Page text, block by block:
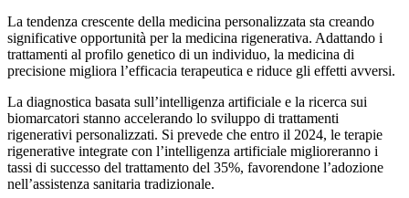
La tendenza crescente della medicina personalizzata sta creando
significative opportunità per la medicina rigenerativa. Adattando i
trattamenti al profilo genetico di un individuo, la medicina di
precisione migliora l’efficacia terapeutica e riduce gli effetti avversi.
La diagnostica basata sull’intelligenza artificiale e la ricerca sui
biomarcatori stanno accelerando lo sviluppo di trattamenti
rigenerativi personalizzati. Si prevede che entro il 2024, le terapie
rigenerative integrate con l’intelligenza artificiale miglioreranno i
tassi di successo del trattamento del 35%, favorendone l’adozione
nell’assistenza sanitaria tradizionale.